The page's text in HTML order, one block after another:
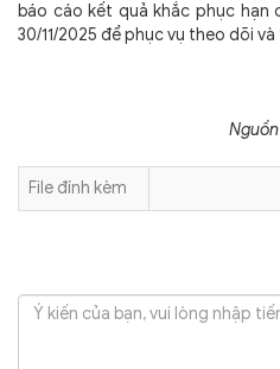
báo cáo kết quả khắc phục hạn
30/11/2025 để phục vụ theo dõi
File đính kèm